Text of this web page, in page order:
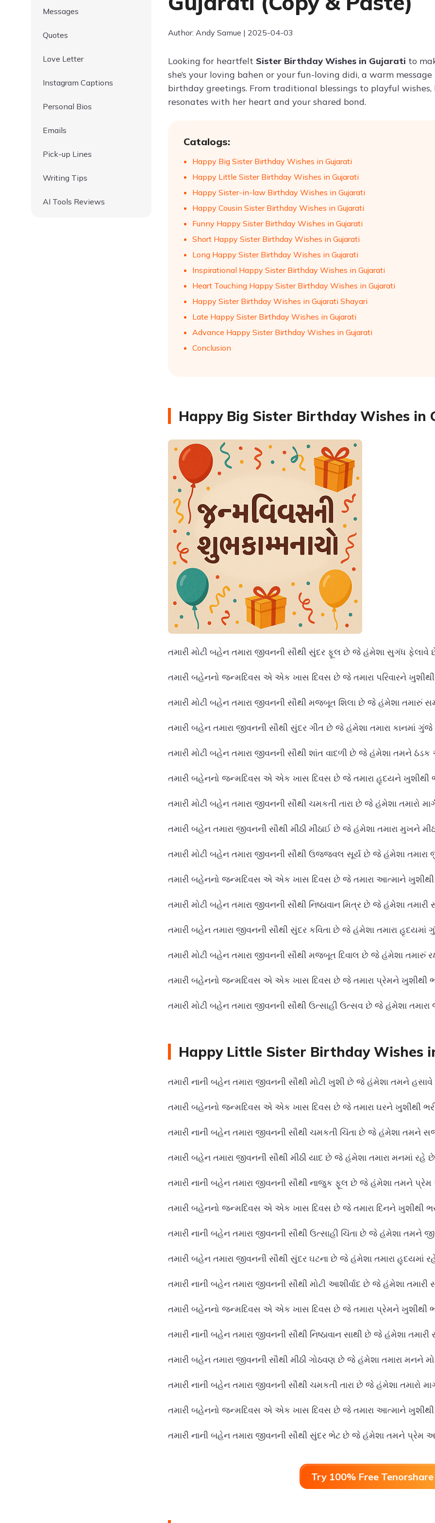
Messages
Quotes
Love Letter
Instagram Captions
Personal Bios
Emails
Pick-up Lines
Writing Tips
AI Tools Reviews
Author: Andy Samue | 2025-04-03
Looking for heartfelt Sister Birthday Wishes in Gujarati to
she’s your loving bahen or your fun-loving didi, a warm
birthday greetings. From traditional blessings to playful
resonates with her heart and your shared bond.
Catalogs:
Happy Big Sister Birthday Wishes in Gujarati
Happy Little Sister Birthday Wishes in Gujarati
Happy Sister-in-law Birthday Wishes in Gujarati
Happy Cousin Sister Birthday Wishes in Gujarati
Funny Happy Sister Birthday Wishes in Gujarati
Short Happy Sister Birthday Wishes in Gujarati
Long Happy Sister Birthday Wishes in Gujarati
Inspirational Happy Sister Birthday Wishes in Gujarati
Heart Touching Happy Sister Birthday Wishes in Gujarati
Happy Sister Birthday Wishes in Gujarati Shayari
Late Happy Sister Birthday Wishes in Gujarati
Advance Happy Sister Birthday Wishes in Gujarati
Conclusion
Happy Big Sister Birthday Wishes in
તમારી મોટી બહેન તમારા જીવનની સૌથી સુંદર ફૂલ છે જે હંમેશા સુગંધ ફેલાવે
તમારી બહેનનો જન્મદિવસ એ એક ખાસ દિવસ છે જે તમારા પરિવારને
તમારી મોટી બહેન તમારા જીવનની સૌથી મજબૂત શિલા છે જે હંમેશા તમારું
તમારી બહેન તમારા જીવનની સૌથી સુંદર ગીત છે જે હંમેશા તમારા કાનમાં
તમારી મોટી બહેન તમારા જીવનની સૌથી શાંત વાદળી છે જે હંમેશા તમને
તમારી બહેનનો જન્મદિવસ એ એક ખાસ દિવસ છે જે તમારા હૃદયને ખુશીથી
તમારી મોટી બહેન તમારા જીવનની સૌથી ચમકતી તારા છે જે હંમેશા તમારો
તમારી બહેન તમારા જીવનની સૌથી મીઠી મીઠાઈ છે જે હંમેશા તમારા મુખને
તમારી મોટી બહેન તમારા જીવનની સૌથી ઉજ્જવલ સૂર્ય છે જે હંમેશા તમારા
તમારી બહેનનો જન્મદિવસ એ એક ખાસ દિવસ છે જે તમારા આત્માને ખુશીથી
તમારી મોટી બહેન તમારા જીવનની સૌથી નિષ્ઠાવાન મિત્ર છે જે હંમેશા તમારી
તમારી બહેન તમારા જીવનની સૌથી સુંદર કવિતા છે જે હંમેશા તમારા હૃદયમાં
તમારી મોટી બહેન તમારા જીવનની સૌથી મજબૂત દિવાલ છે જે હંમેશા તમારું
તમારી બહેનનો જન્મદિવસ એ એક ખાસ દિવસ છે જે તમારા પ્રેમને ખુશીથી
તમારી મોટી બહેન તમારા જીવનની સૌથી ઉત્સાહી ઉત્સવ છે જે હંમેશા
Happy Little Sister Birthday Wishes
તમારી નાની બહેન તમારા જીવનની સૌથી મોટી ખુશી છે જે હંમેશા તમને
તમારી બહેનનો જન્મદિવસ એ એક ખાસ દિવસ છે જે તમારા ઘરને ખુશીથી
તમારી નાની બહેન તમારા જીવનની સૌથી ચમકતી ચિંતા છે જે હંમેશા તમને
તમારી બહેન તમારા જીવનની સૌથી મીઠી યાદ છે જે હંમેશા તમારા મનમાં રહે
તમારી નાની બહેન તમારા જીવનની સૌથી નાજુક ફૂલ છે જે હંમેશા તમને
તમારી બહેનનો જન્મદિવસ એ એક ખાસ દિવસ છે જે તમારા દિનને ખુશીથી
તમારી નાની બહેન તમારા જીવનની સૌથી ઉત્સાહી ચિંતા છે જે હંમેશા તમને
તમારી બહેન તમારા જીવનની સૌથી સુંદર ઘટના છે જે હંમેશા તમારા હૃદયમાં
તમારી નાની બહેન તમારા જીવનની સૌથી મોટી આશીર્વાદ છે જે હંમેશા તમારી
તમારી બહેનનો જન્મદિવસ એ એક ખાસ દિવસ છે જે તમારા પ્રેમને ખુશીથી
તમારી નાની બહેન તમારા જીવનની સૌથી નિષ્ઠાવાન સાથી છે જે હંમેશા તમારી
તમારી બહેન તમારા જીવનની સૌથી મીઠી ગોઠવણ છે જે હંમેશા તમારા મનને
તમારી નાની બહેન તમારા જીવનની સૌથી ચમકતી તારા છે જે હંમેશા તમારો
તમારી બહેનનો જન્મદિવસ એ એક ખાસ દિવસ છે જે તમારા આત્માને ખુશીથી
તમારી નાની બહેન તમારા જીવનની સૌથી સુંદર ભેટ છે જે હંમેશા તમને પ્રેમ
Try 100% Free